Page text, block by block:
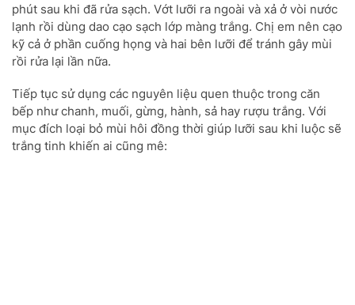
phút sau khi đã rửa sạch. Vớt lưỡi ra ngoài và xả ở vòi nước
lạnh rồi dùng dao cạo sạch lớp màng trắng. Chị em nên cạo
kỹ cả ở phần cuống họng và hai bên lưỡi để tránh gây mùi
rồi rửa lại lần nữa.
Tiếp tục sử dụng các nguyên liệu quen thuộc trong căn
bếp như chanh, muối, gừng, hành, sả hay rượu trắng. Với
mục đích loại bỏ mùi hôi đồng thời giúp lưỡi sau khi luộc sẽ
trắng tinh khiến ai cũng mê: